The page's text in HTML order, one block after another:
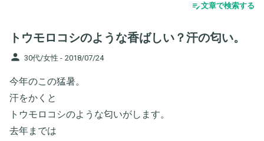
edit_note文章で検索する
トウモロコシのような香ばしい？汗の匂い。
person 30代/女性 - 2018/07/24
今年のこの猛暑。
汗をかくと
トウモロコシのような匂いがします。
去年までは